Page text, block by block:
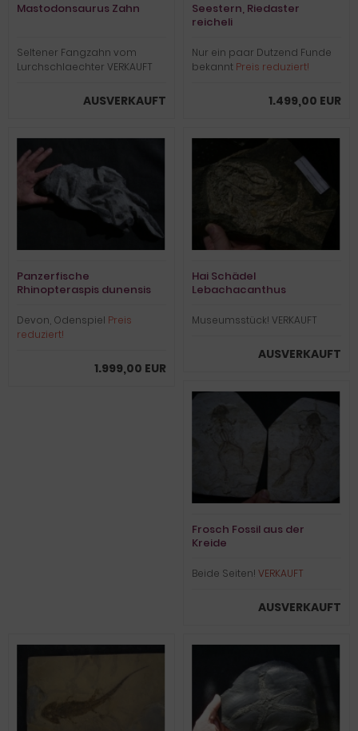
Mastodonsaurus Zahn
Seltener Fangzahn vom
Lurchschlaechter VERKAUFT
AUSVERKAUFT
Seestern, Riedaster
reicheli
Nur ein paar Dutzend Funde
bekannt Preis reduziert!
1.499,00 EUR
Panzerfische
Rhinopteraspis dunensis
Devon, Odenspiel Preis
reduziert!
1.999,00 EUR
Hai Schädel
Lebachacanthus
Museumsstück! VERKAUFT
AUSVERKAUFT
Frosch Fossil aus der
Kreide
Beide Seiten! VERKAUFT
AUSVERKAUFT